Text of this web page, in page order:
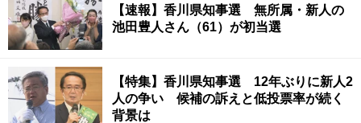
【速報】香川県知事選 無所属・新人の
池田豊人さん（61）が初当選
【特集】香川県知事選 12年ぶりに新人2
人の争い 候補の訴えと低投票率が続く
背景は